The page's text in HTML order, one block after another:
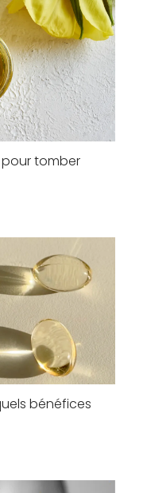
pour tomber
bénéfices